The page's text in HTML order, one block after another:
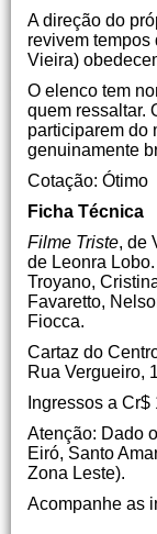
A direção do
revivem
Vieira)
O elenco tem
quem ressaltar.
participarem do
genuinamente
Cotação: Ótimo
Ficha Técnica
Filme Triste, de
de Leonra
Troyano,
Favaretto,
Fiocca.
Cartaz do
Rua Vergueiro,
Ingressos a
Atenção: Dado
Eiró, Santo
Zona Leste).
Acompanhe as